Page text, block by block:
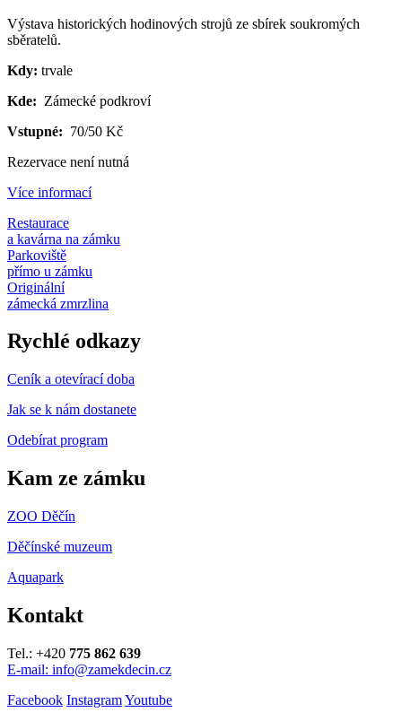
Výstava historických hodinových strojů ze sbírek soukromých
sběratelů.
Kdy: trvale
Kde: Zámecké podkroví
Vstupné: 70/50 Kč
Rezervace není nutná
Více informací
Restaurace
a kavárna na zámku
Parkoviště
přímo u zámku
Originální
zámecká zmrzlina
Rychlé odkazy
Ceník a otevírací doba
Jak se k nám dostanete
Odebírat program
Kam ze zámku
ZOO Děčín
Děčínské muzeum
Aquapark
Kontakt
Tel.: +420 775 862 639
E-mail: info@zamekdecin.cz
Facebook InstagramYoutube